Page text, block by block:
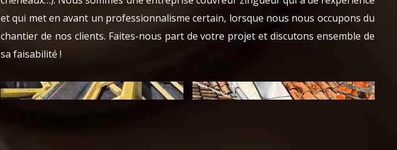
et qui met en avant un professionnalisme certain, lorsque nous nous occupons du
chantier de nos clients. Faites-nous part de votre projet et discutons ensemble de
sa faisabilité !